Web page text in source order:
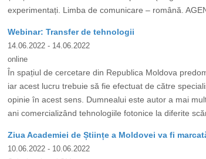
experimentați. Limba de comunicare – română.
Webinar: Transfer de tehnologii
14.06.2022 - 14.06.2022
online
În spațiul de cercetare din Republica Moldova
iar acest lucru trebuie să fie efectuat de către
opinie în acest sens. Dumnealui este autor a mai
ani comercializând tehnologiile fotonice la diferite
Ziua Academiei de Științe a Moldovei va fi
10.06.2022 - 10.06.2022